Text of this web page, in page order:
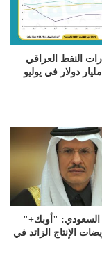
النفط العراقي
السعودي: "أوبك+"
الإنتاج الزائد في